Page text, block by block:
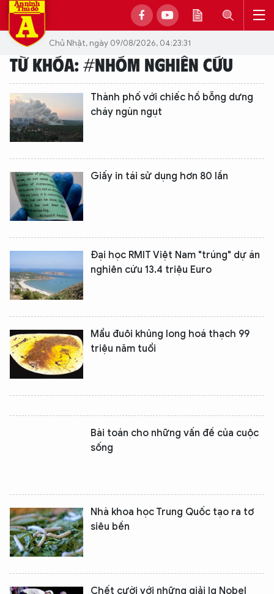
Chủ Nhật, ngày 09/08/2026, 04:23:31
TỪ KHÓA: #NHÓM NGHIÊN CỨU
Thành phố với chiếc hồ bỗng dưng
cháy ngùn ngụt
Giấy in tái sử dụng hơn 80 lần
Đại học RMIT Việt Nam "trúng" dự án
nghiên cứu 13.4 triệu Euro
Mẩu đuôi khủng long hoá thạch 99
triệu năm tuổi
Bài toán cho những vấn đề của cuộc
sống
Nhà khoa học Trung Quốc tạo ra tơ
siêu bền
Chết cười với những giải Ig Nobel